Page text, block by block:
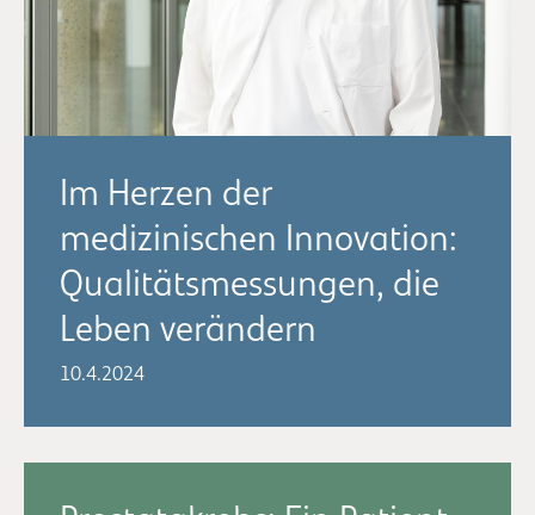
Im Herzen der
medizinischen Innovation:
Qualitätsmessungen, die
Leben verändern
10.4.2024